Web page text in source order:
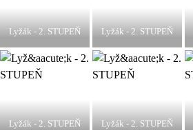
Lyžák - 2. STUPEŇ Lyžák - 2. STUPEŇ
Lyžák - 2. STUPEŇ Lyžák - 2. STUPEŇ